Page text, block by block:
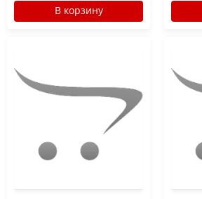
В корзину